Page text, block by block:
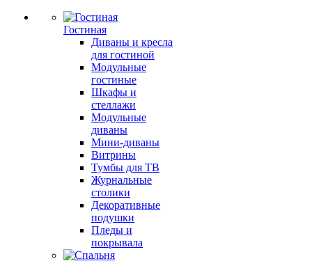
Гостиная
Диваны и кресла
для гостиной
Модульные
гостиные
Шкафы и
стеллажи
Модульные
диваны
Мини-диваны
Витрины
Тумбы для ТВ
Журнальные
столики
Декоративные
подушки
Пледы и
покрывала